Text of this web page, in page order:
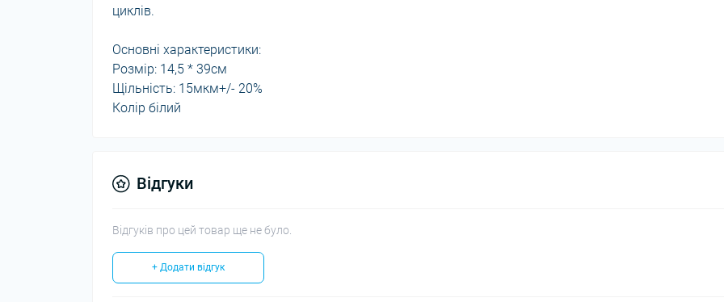
циклів.
Основні характеристики:
Розмір: 14,5 * 39см
Щільність: 15мкм+/- 20%
Колір білий
Відгуки
Відгуків про цей товар ще не було.
+ Додати відгук